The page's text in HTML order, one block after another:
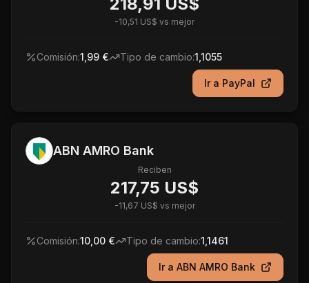
-10,51 US$ vs mejor
Comisión:1,99 € Tipo de cambio:1,1055
Ir a PayPal
ABN AMRO Bank
Reciben
217,75 US$
-11,67 US$ vs mejor
Comisión:10,00 € Tipo de cambio:1,1461
Ir a ABN AMRO Bank